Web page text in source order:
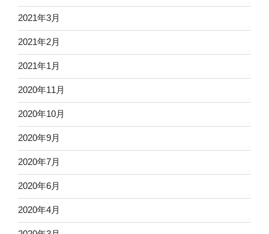
2021年3月
2021年2月
2021年1月
2020年11月
2020年10月
2020年9月
2020年7月
2020年6月
2020年4月